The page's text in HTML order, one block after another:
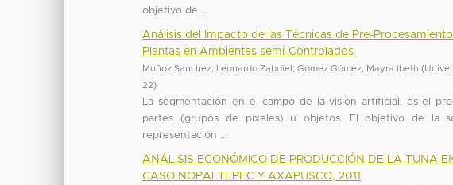
objetivo de ...
Análisis del Impacto de las Técnicas de Pre-
Plantas en Ambientes semi-Controlados
Muñoz Sanchez, Leonardo Zabdiel ;Gómez Gómez, Mayra Ibeth (
22)
La segmentación en el campo de la visión artificial, es el
partes (grupos de píxeles) u objetos. El objetivo de la
representación ...
ANÁLISIS ECONÓMICO DE PRODUCCIÓN DE LA TUNA
CASO NOPALTEPEC Y AXAPUSCO, 2011